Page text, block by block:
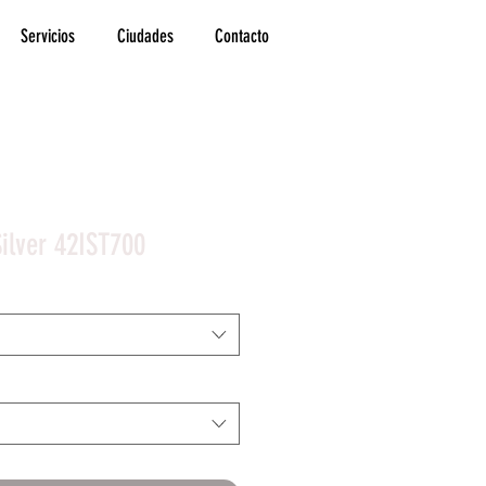
Servicios Ciudades Contacto
42IST700